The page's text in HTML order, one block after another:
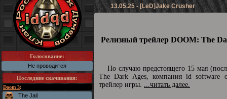
Голосование:
Не проводится
Последние скачивания:
Doom 3:
The Jail
13.05.25 - [LeD]Jake Crusher
Релизный трейлер DOOM: The
По случаю предстоящего 15 мая
The Dark Ages, компания id software
трейлер игры. ...читать далее.